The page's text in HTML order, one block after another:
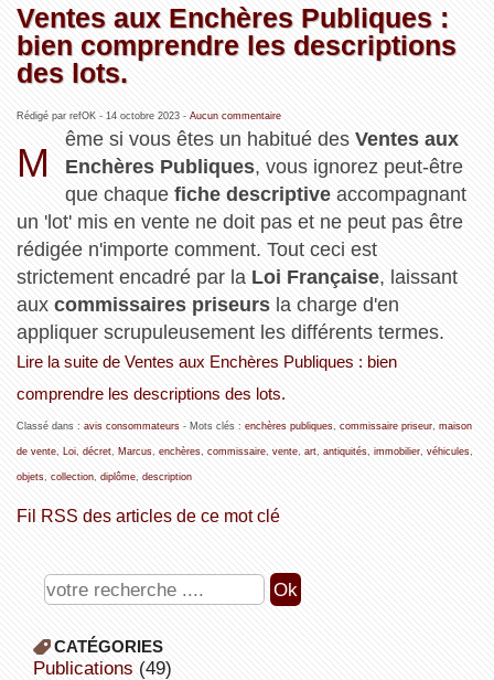
Ventes aux Enchères Publiques :
bien comprendre les descriptions
des lots.
Rédigé par refOK - 14 octobre 2023- Aucun commentaire
M
ême si vous êtes un habitué desVentes aux
Enchères Publiques, vous ignorez peut-être
que chaque fiche descriptive accompagnant
un 'lot' mis en vente ne doit pas et ne peut pas être
rédigée n'importe comment. Tout ceci est
strictement encadré par la Loi Française, laissant
aux commissaires priseursla charge d'en
appliquer scrupuleusement les différents termes.
Lire la suite de Ventes aux Enchères Publiques : bien
comprendre les descriptions des lots.
Classé dans : avis consommateurs- Mots clés : enchères publiques, commissaire priseur, maison
de vente, Loi, décret, Marcus, enchères, commissaire, vente, art, antiquités, immobilier, véhicules,
objets, collection, diplôme, description
Fil RSS des articles de ce mot clé
CATÉGORIES
publications (49)